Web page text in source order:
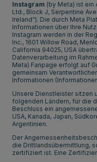
Instagram (by Meta) ist ein
Ltd., Block J, Serpentine
Ireland“). Die durch Meta
Informationen über Ihre
Instagram werden in der
Inc., 1601 Willow Road,
California 94025, USA
Datenverarbeitung im
Meta) Fanpage erfolgt auf
gemeinsam
Informationen
Unsere Dienstleister sitzen
folgenden Ländern, für die
Beschluss ein
USA, Kanada, Japan,
Argentinien.
Der
die Drittlandsübermittlung,
zertifiziert ist. Eine